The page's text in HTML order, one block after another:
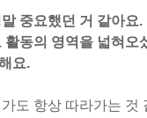
중요했던 거 같아요.
동의 영역을 넓혀오
요.
도 항상 따라가는 것